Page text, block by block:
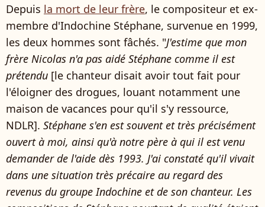
Depuis la mort de leur frère, le compositeur et ex-
membre d'Indochine Stéphane, survenue en 1999,
les deux hommes sont fâchés. "J'estime que mon
frère Nicolas n'a pas aidé Stéphane comme il est
prétendu [le chanteur disait avoir tout fait pour
l'éloigner des drogues, louant notamment une
maison de vacances pour qu'il s'y ressource,
NDLR]. Stéphane s'en est souvent et très précisément
ouvert à moi, ainsi qu'à notre père à qui il est venu
demander de l'aide dès 1993. J'ai constaté qu'il vivait
dans une situation très précaire au regard des
revenus du groupe Indochine et de son chanteur. Les